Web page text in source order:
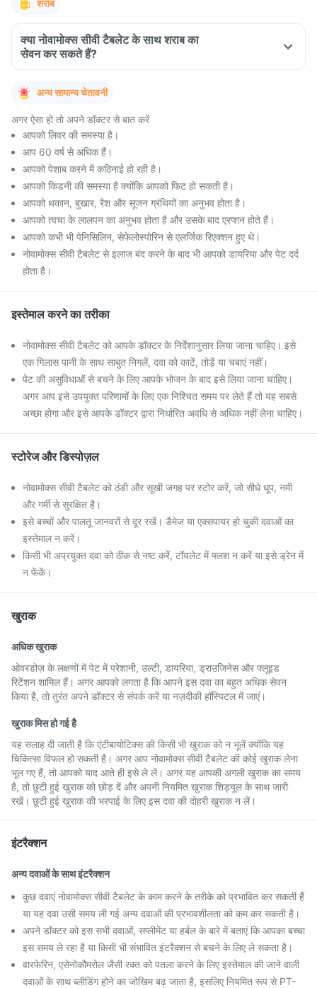
शराब
क्या नोवामोक्स सीवी टैबलेट के साथ शराब का
सेवन कर सकते हैं?
अन्य सामान्य चेतावनी
अगर ऐसा हो तो अपने डॉक्टर से बात करें
आपको लिवर की समस्या है।
आप 60 वर्ष से अधिक हैं।
आपको पेशाब करने में कठिनाई हो रही है।
आपको किडनी की समस्या है क्योंकि आपको फिट हो सकती है।
आपको थकान, बुखार, रैश और सूजन ग्रंथियों का अनुभव होता है।
आपको त्वचा के लालपन का अनुभव होता है और उसके बाद एरप्शन होते हैं।
आपको कभी भी पेनिसिलिन, सेफेलोस्पोरिन से एलर्जिक रिएक्शन हुए थे।
नोवामोक्स सीवी टैबलेट से इलाज बंद करने के बाद भी आपको डायरिया और पेट दर्द
होता है।
इस्तेमाल करने का तरीका
नोवामोक्स सीवी टैबलेट को आपके डॉक्टर के निर्देशानुसार लिया जाना चाहिए। इसे
एक गिलास पानी के साथ साबुत निगलें, दवा को काटें, तोड़ें या चबाएं नहीं।
पेट की असुविधाओं से बचने के लिए आपके भोजन के बाद इसे लिया जाना चाहिए।
अगर आप इसे उपयुक्त परिणामों के लिए एक निश्चित समय पर लेते हैं तो यह सबसे
अच्छा होगा और इसे आपके डॉक्टर द्वारा निर्धारित अवधि से अधिक नहीं लेना चाहिए।
स्टोरेज और डिस्पोज़ल
नोवामोक्स सीवी टैबलेट को ठंडी और सूखी जगह पर स्टोर करें, जो सीधे धूप, नमी
और गर्मी से सुरक्षित है।
इसे बच्चों और पालतू जानवरों से दूर रखें। डैमेज या एक्सपायर हो चुकी दवाओं का
इस्तेमाल न करें।
किसी भी अप्रयुक्त दवा को ठीक से नष्ट करें, टॉयलेट में फ्लश न करें या इसे ड्रेन में
न फेंकें।
खुराक
अधिक खुराक
ओवरडोज़ के लक्षणों में पेट में परेशानी, उल्टी, डायरिया, ड्राउजिनेस और फ्लूइड
रिटेंशन शामिल हैं। अगर आपको लगता है कि आपने इस दवा का बहुत अधिक सेवन
किया है, तो तुरंत अपने डॉक्टर से संपर्क करें या नज़दीकी हॉस्पिटल में जाएं।
खुराक मिस हो गई है
यह सलाह दी जाती है कि एंटीबायोटिक्स की किसी भी खुराक को न भूलें क्योंकि यह
चिकित्सा विफल हो सकती है। अगर आप नोवामोक्स सीवी टैबलेट की कोई खुराक लेना
भूल गए हैं, तो आपको याद आते ही इसे ले लें। अगर यह आपकी अगली खुराक का समय
है, तो छूटी हुई खुराक को छोड़ दें और अपनी नियमित खुराक शिड्यूल के साथ जारी
रखें। छूटी हुई खुराक की भरपाई के लिए इस दवा की दोहरी खुराक न लें।
इंटरैक्शन
अन्य दवाओं के साथ इंटरैक्शन
कुछ दवाएं नोवामोक्स सीवी टैबलेट के काम करने के तरीके को प्रभावित कर सकती हैं
या यह दवा उसी समय ली गई अन्य दवाओं की प्रभावशीलता को कम कर सकती है।
अपने डॉक्टर को इस सभी दवाओं, सप्लीमेंट या हर्बल के बारे में बताएं कि आपका बच्चा
इस समय ले रहा है या किसी भी संभावित इंटरैक्शन से बचने के लिए ले सकता है।
वारफेरिन, एसेनोकौमरोल जैसी रक्त को पतला करने के लिए इस्तेमाल की जाने वाली
दवाओं के साथ ब्लीडिंग होने का जोखिम बढ़ जाता है, इसलिए नियमित रूप से PT-